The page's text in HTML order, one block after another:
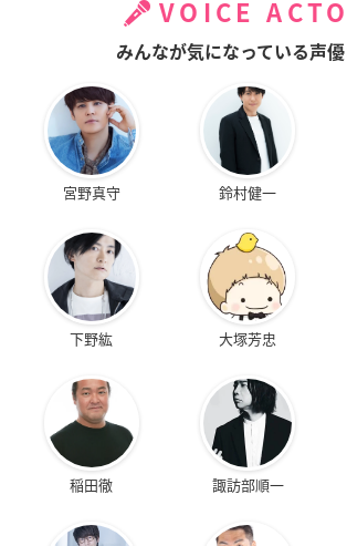
VOICE
みんなが気になっている声
宮野真守 鈴村健一
下野紘 大塚芳忠
稲田徹 諏訪部順一